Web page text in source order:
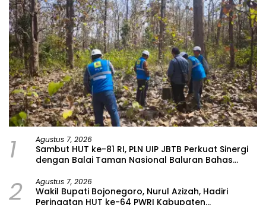
1 Agustus 7, 2026
Sambut HUT ke-81 RI, PLN UIP JBTB Perkuat Sinergi
dengan Balai Taman Nasional Baluran Bahas
Watudodol/Kalipuro
2 Agustus 7, 2026
Wakil Bupati Bojonegoro, Nurul Azizah, Hadiri
Peringatan HUT ke-64 PWRI Kabupaten